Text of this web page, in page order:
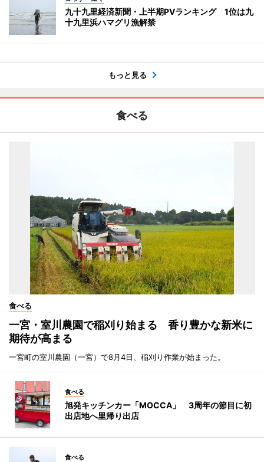
九十九里経済新聞・上半期PVランキング 1位は九
十九里浜ハマグリ漁解禁
もっと見る
食べる
食べる
一宮・室川農園で稲刈り始まる 香り豊かな新米に
期待が高まる
一宮町の室川農園（一宮）で8月4日、稲刈り作業が始まった。
食べる
旭発キッチンカー「MOCCA」 3周年の節目に初
出店地へ里帰り出店
食べる